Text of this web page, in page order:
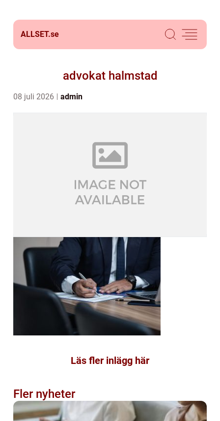
ALLSET.se
advokat halmstad
08 juli 2026 admin
Läs fler inlägg här
Fler nyheter